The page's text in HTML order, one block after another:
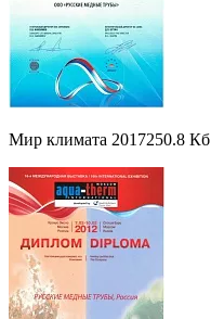
Мир климата 2017250.8 Кб